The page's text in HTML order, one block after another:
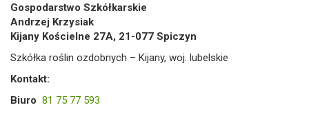
Gospodarstwo Szkółkarskie
Andrzej Krzysiak
Kijany Kościelne 27A, 21-077 Spiczyn
Szkółka roślin ozdobnych – Kijany, woj. lubelskie
Kontakt:
Biuro 81 75 77 593